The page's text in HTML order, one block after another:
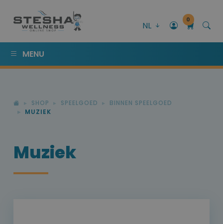
NL
0
MENU
SHOP SPEELGOED
BINNEN SPEELGOED
MUZIEK
Muziek